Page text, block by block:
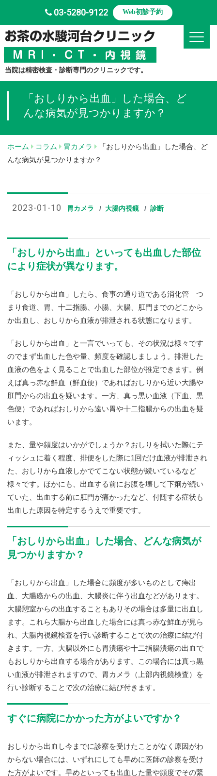
03-5280-9122 Web初診予約
当院は精密検査・診断専門のクリニックです。
「おしりから出血」した場合、ど
んな病気が見つかりますか？
ホーム コラム 胃カメラ
「おしりから出血」した場合、ど
んな病気が見つかりますか？
2023-01-10 胃カメラ 大腸内視鏡 診断
「おしりから出血」といっても出血した部位
により症状が異なります。
「おしりから出血」したら、食事の通り道である消化管 つ
まり食道、胃、十二指腸、小腸、大腸、肛門までのどこから
か出血し、おしりから血液が排泄される状態になります。
「おしりから出血」と一言でいっても、その状況は様々です
のでまず出血した色や量、頻度を確認しましょう。排泄した
血液の色をよく見ることで出血した部位が推定できます。例
えば真っ赤な鮮血（鮮血便）であればおしりから近い大腸や
肛門からの出血を疑います。一方、真っ黒い血液（下血、黒
色便）であればおしりから遠い胃や十二指腸からの出血を疑
います。
また、量や頻度はいかがでしょうか？おしりを拭いた際にテ
ィッシュに着く程度、排便をした際に1回だけ血液が排泄され
た、おしりから血液しかでてこない状態が続いているなど
様々です。ほかにも、出血する前にお腹を壊して下痢が続い
ていた、出血する前に肛門が痛かったなど、付随する症状も
出血した原因を特定するうえで重要です。
「おしりから出血」した場合、どんな病気が
見つかりますか？
「おしりから出血」した場合に頻度が多いものとして痔出
血、大腸癌からの出血、大腸炎に伴う出血などがあります。
大腸憩室からの出血することもありその場合は多量に出血し
ます。これら大腸から出血した場合には真っ赤な鮮血が見ら
れ、大腸内視鏡検査を行い診断することで次の治療に結び付
きます。一方、大腸以外にも胃潰瘍や十二指腸潰瘍の出血で
もおしりから出血する場合があります。この場合には真っ黒
い血液が排泄されますので、胃カメラ（上部内視鏡検査）を
行い診断することで次の治療に結び付きます。
すぐに病院にかかった方がよいですか？
おしりから出血し今までに診察を受けたことがなく原因がわ
からない場合には、いずれにしても早めに医師の診察を受け
た方がよいです。早めといっても出血した量や頻度でその緊